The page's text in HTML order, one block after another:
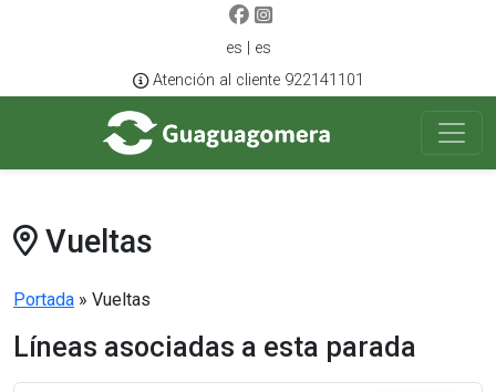
es | es
Atención al cliente 922141101
Vueltas
Portada » Vueltas
Líneas asociadas a esta parada